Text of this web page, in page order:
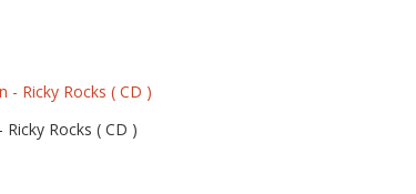
Ricky Rocks ( CD )